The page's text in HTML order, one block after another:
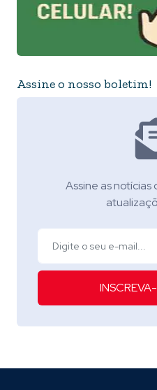
Assine o nosso boletim!
Assine as